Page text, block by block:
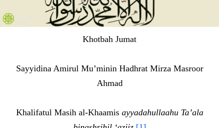
Khotbah Jumat
Sayyidina Amirul Mu’minin Hadhrat Mirza Masroor
Ahmad
Khalifatul Masih al-Khaamis ayyadahullaahu Ta’ala